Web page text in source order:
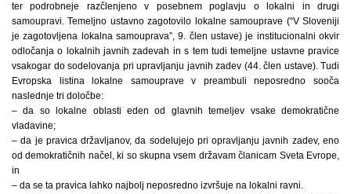
ter podrobneje razčlenjeno v posebnem poglavju o lokalni in drugi
samoupravi. Temeljno ustavno zagotovilo lokalne samouprave (“V Sloveniji
je zagotovljena lokalna samouprava”, 9. člen ustave) je institucionalni okvir
odločanja o lokalnih javnih zadevah in s tem tudi temeljne ustavne pravice
vsakogar do sodelovanja pri upravljanju javnih zadev (44. člen ustave). Tudi
Evropska listina lokalne samouprave v preambuli neposredno sooča
naslednje tri določbe:
– da so lokalne oblasti eden od glavnih temeljev vsake demokratične
vladavine;
– da je pravica državljanov, da sodelujejo pri opravljanju javnih zadev, eno
od demokratičnih načel, ki so skupna vsem državam članicam Sveta Evrope,
in
– da se ta pravica lahko najbolj neposredno izvršuje na lokalni ravni.